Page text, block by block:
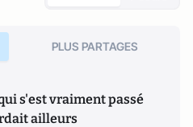
PLUS PARTAGES
s'est vraiment passé
ailleurs